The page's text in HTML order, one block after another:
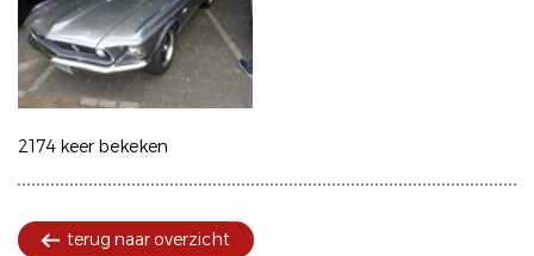
2174 keer bekeken
terug naar overzicht